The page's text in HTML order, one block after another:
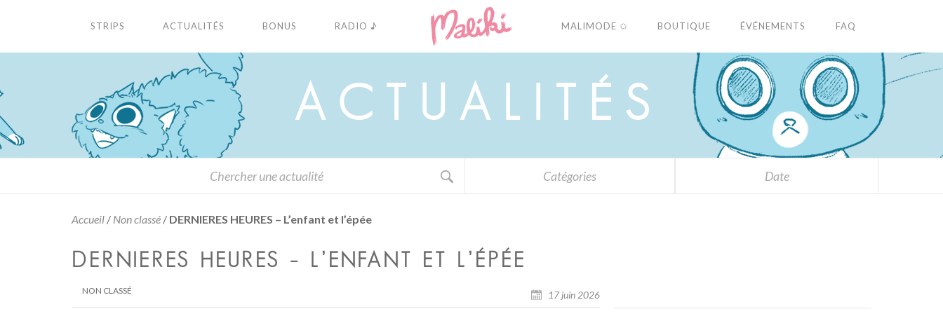
STRIPS ACTUALITÉS BONUS RADIO ♪ MALIMODE ✩ BOUTIQUE ÉVÉNEMENTS FAQ
A C U A L É S
Catégories Date
Accueil / Non classé / DERNIERES HEURES – L’enfant et l’épée
DERNIERES HEURES – L’ENFANT ET L’ÉPÉE
NON CLASSÉ 17 juin 2026